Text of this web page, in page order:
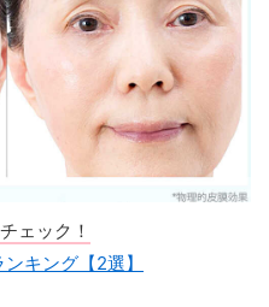
ェック！
キング【2選】